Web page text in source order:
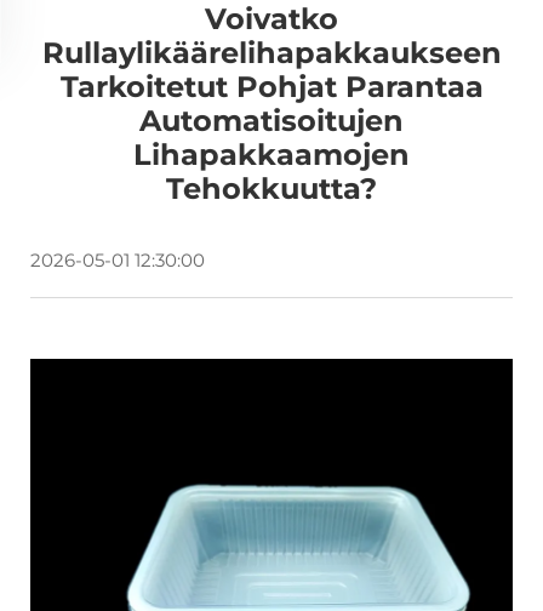
Voivatko
Rullaylikäärelihapakkaukseen
Tarkoitetut Pohjat Parantaa
Automatisoitujen
Lihapakkaamojen
Tehokkuutta?
2026-05-01 12:30:00